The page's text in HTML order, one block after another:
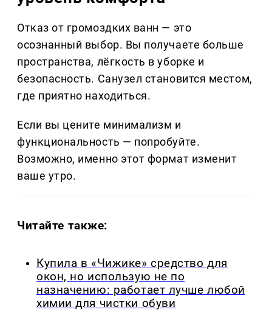
Отказ от громоздких ванн — это
осознанный выбор. Вы получаете больше
пространства, лёгкость в уборке и
безопасность. Санузел становится местом,
где приятно находиться.
Если вы цените минимализм и
функциональность — попробуйте.
Возможно, именно этот формат изменит
ваше утро.
Читайте также:
Купила в «Чижике» средство для
окон, но использую не по
назначению: работает лучше любой
химии для чистки обуви